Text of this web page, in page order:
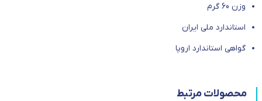
وزن 60 گرم
استاندارد ملی ایران
گواهی استاندارد اروپا
محصولات مرتبط